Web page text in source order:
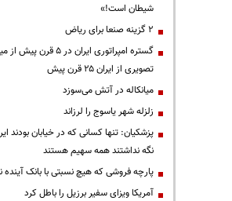
شیطان است!»
۲ گزینه صنعا برای ریاض
گستره امپراتوری ایران در ۵ قرن
تصویری از ایران ۲۵ قرن پیش
میانکاله در آتش می‌سوزد
زلزله شهر یاسوج را لرزاند
پزشکیان: تنها کسانی که در خیابان بودند
نگه نداشتند همه سهیم هستند
پارچه فروشی که هیچ نسبتی با بانک آینده
آمریکا ویزای سفیر برزیل را باطل کرد